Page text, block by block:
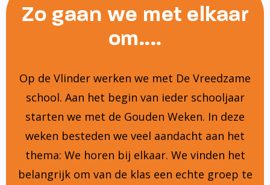
Zo gaan we met elkaar
om....
Op de Vlinder werken we met De Vreedzame
school. Aan het begin van ieder schooljaar
starten we met de Gouden Weken. In deze
weken besteden we veel aandacht aan het
thema: We horen bij elkaar. We vinden het
belangrijk om van de klas een echte groep te